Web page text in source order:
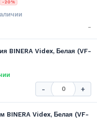
-20%
-
BINERA Videx, Белая (VF-
- +
BINERA Videx, Белая (VF-